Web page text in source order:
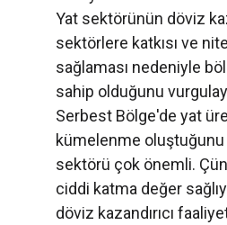
Yat sektörünün döviz
sektörlere katkısı ve
sağlaması nedeniyle
sahip olduğunu
Serbest Bölge'de yat
kümelenme
sektörü çok önemli.
ciddi katma değer
döviz kazandırıcı